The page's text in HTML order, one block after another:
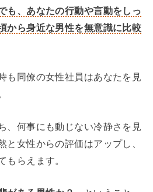
も、あなたの行動や言動をしっ
から身近な男性を無意識に比較
も同僚の女性社員はあなたを見
、何事にも動じない冷静さを見
と女性からの評価はアップし、
もらえます。